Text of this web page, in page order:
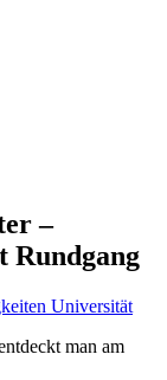
–
Rundgang
man am